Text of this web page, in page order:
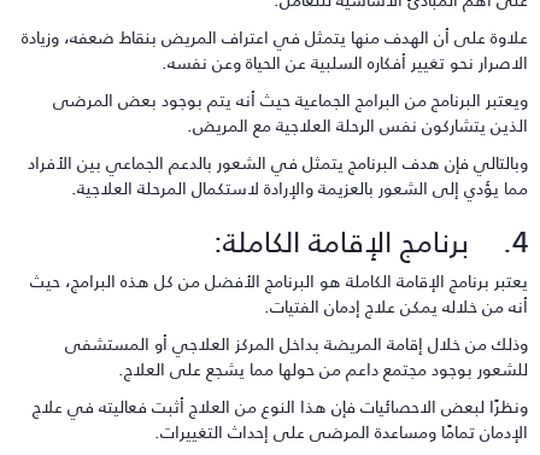
على أن الهدف منها يتمثل في اعتراف المريض بنقاط ضعفه، وزيادة
نحو تغيير أفكاره السلبية عن الحياة وعن نفسه.
البرنامج من البرامج الجماعية حيث أنه يتم بوجود بعض المرضى
يتشاركون نفس الرحلة العلاجية مع المريض.
فإن هدف البرنامج يتمثل في الشعور بالدعم الجماعي بين الأفراد
يؤدي إلى الشعور بالعزيمة والإرادة لاستكمال المرحلة العلاجية.
برنامج الإقامة الكاملة هو البرنامج الأفضل من كل هذه البرامج، حيث
من خلاله يمكن علاج إدمان الفتيات.
من خلال إقامة المريضة بداخل المركز العلاجي أو المستشفى
بوجود مجتمع داعم من حولها مما يشجع على العلاج.
لبعض الاحصائيات فإن هذا النوع من العلاج أثبت فعاليته في علاج
تمامًا ومساعدة المرضى على إحداث التغييرات.